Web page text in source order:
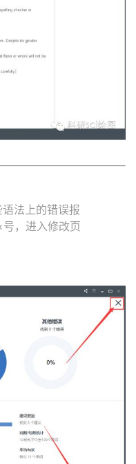
法上的错误报
，进入修改页